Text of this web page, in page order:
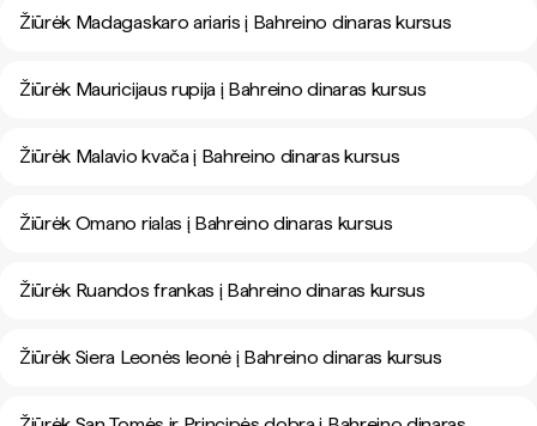
Žiūrėk Madagaskaro ariaris į Bahreino dinaras kursus
Žiūrėk Mauricijaus rupija į Bahreino dinaras kursus
Žiūrėk Malavio kvača į Bahreino dinaras kursus
Žiūrėk Omano rialas į Bahreino dinaras kursus
Žiūrėk Ruandos frankas į Bahreino dinaras kursus
Žiūrėk Siera Leonės leonė į Bahreino dinaras kursus